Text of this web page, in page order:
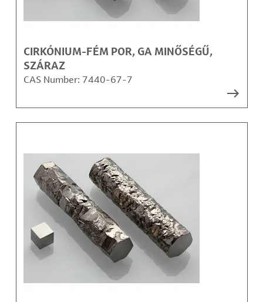
CIRKÓNIUM-FÉM POR, GA MINŐSÉGŰ,
SZÁRAZ
CAS Number: 7440-67-7